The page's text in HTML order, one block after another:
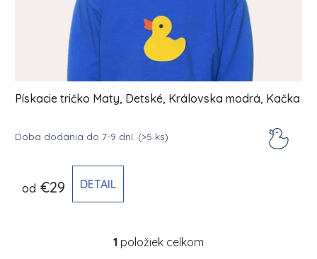
Pískacie tričko Maty, Detské, Královska modrá, Kačka
Doba dodania do 7-9 dní. (>5 ks)
od €29 DETAIL
Ovládacie prvky výpisu
1 položiek celkom